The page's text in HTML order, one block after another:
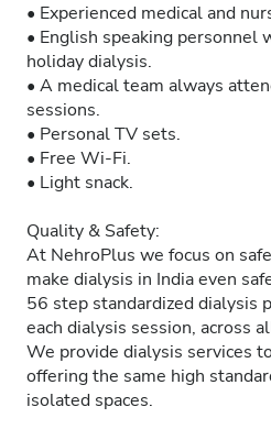
• Experienced medical and
• English speaking personnel
holiday dialysis.
• A medical team always
sessions.
• Personal TV sets.
• Free Wi-Fi.
• Light snack.
Quality & Safety:
At NehroPlus we focus on
make dialysis in India even
56 step standardized dialysis
each dialysis session, across
We provide dialysis services
offering the same high
isolated spaces.